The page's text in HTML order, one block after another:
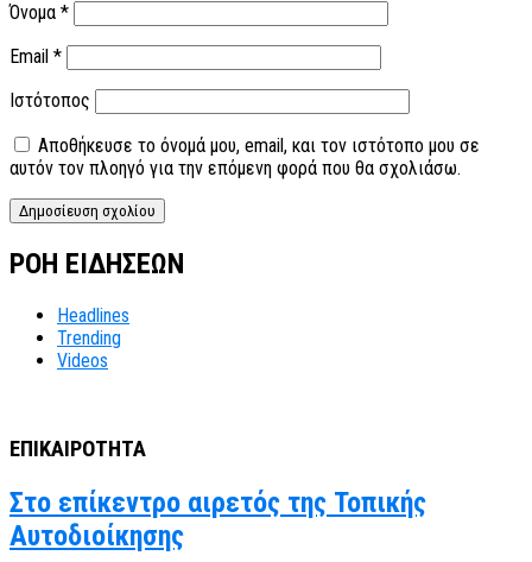
Όνομα *
Email *
Ιστότοπος
Αποθήκευσε το όνομά μου, email, και τον ιστότοπο μου σε
αυτόν τον πλοηγό για την επόμενη φορά που θα σχολιάσω.
ΡΟΗ ΕΙΔΗΣΕΩΝ
Headlines
Trending
Videos
ΕΠΙΚΑΙΡΟΤΗΤΑ
Στο επίκεντρο αιρετός της Τοπικής
Αυτοδιοίκησης